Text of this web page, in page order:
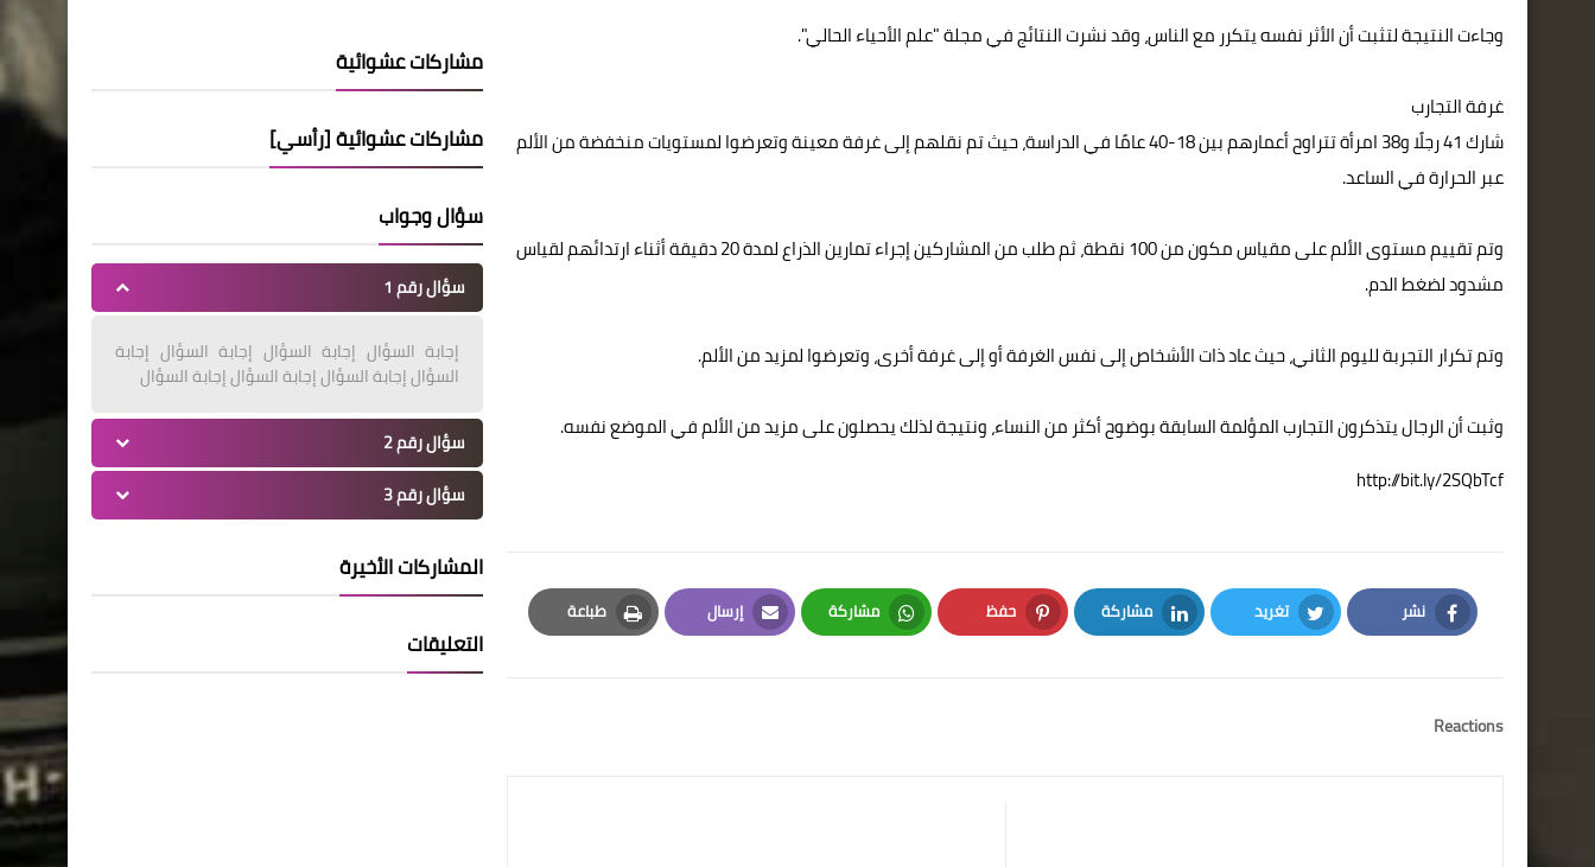
وجاءت النتيجة لتثبت أن الأثر نفسه يتكرر مع الناس، وقد نشرت النتائج في مجلة "علم الأحياء الحالي".
غرفة التجارب
شارك 41 رجلًا و38 امرأة تتراوح أعمارهم بين 18-40 عامًا في الدراسة، حيث تم نقلهم إلى غرفة معينة وتعرضوا لمستويات منخفضة من الألم
عبر الحرارة في الساعد.
وتم تقييم مستوى الألم على مقياس مكون من 100 نقطة، ثم طلب من المشاركين إجراء تمارين الذراع لمدة 20 دقيقة أثناء ارتدائهم لقياس
مشدود لضغط الدم.
وتم تكرار التجربة لليوم الثاني، حيث عاد ذات الأشخاص إلى نفس الغرفة أو إلى غرفة أخرى، وتعرضوا لمزيد من الألم.
وثبت أن الرجال يتذكرون التجارب المؤلمة السابقة بوضوح أكثر من النساء، ونتيجة لذلك يحصلون على مزيد من الألم في الموضع نفسه.
http://bit.ly/2SQbTcf
نشر
Facebook
تغريد
Twitter
مشاركة
LinkedIn
حفظ
Pinterest
مشاركة
Whatsapp
إرسال
Email
طباعة
Print
Reactions
مشاركات عشوائية
مشاركات عشوائية [رأسي]
سؤال وجواب
سؤال رقم 1
إجابة السؤال إجابة السؤال إجابة السؤال إجابة
السؤال إجابة السؤال إجابة السؤال إجابة السؤال
سؤال رقم 2
سؤال رقم 3
المشاركات الأخيرة
التعليقات